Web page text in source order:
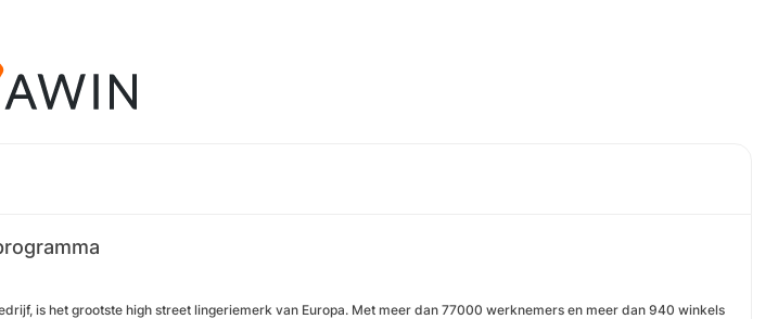
is het grootste high street lingeriemerk van Europa. Met meer dan 77000 werknemers en meer dan 940 winkels